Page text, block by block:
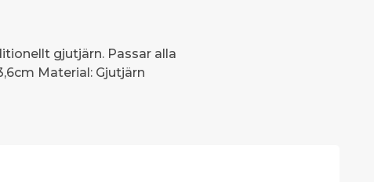
gjutjärn. Passar alla
Material: Gjutjärn